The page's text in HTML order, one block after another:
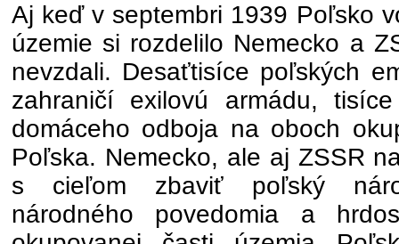
Aj keď v septembri 1939 Poľsko
územie si rozdelilo Nemecko a
nevzdali. Desaťtisíce poľských
zahraničí exilovú armádu,
domáceho odboja na oboch
Poľska. Nemecko, ale aj ZSSR
s cieľom zbaviť poľský
národného povedomia a